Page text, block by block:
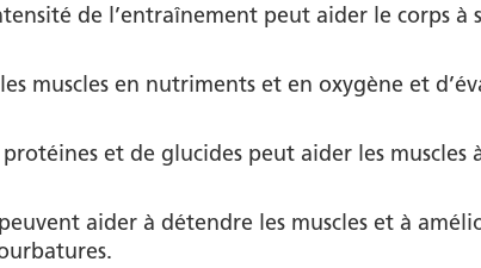
de l’entraînement peut aider le corps à
muscles en nutriments et en oxygène et
et de glucides peut aider les muscles
aider à détendre les muscles et à